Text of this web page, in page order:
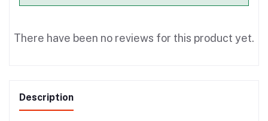
There have been no reviews for this product yet.
Description